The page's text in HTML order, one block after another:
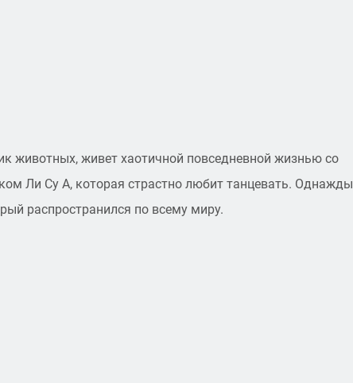
животных, живет хаотичной повседневной жизнью со
Ли Су А, которая страстно любит танцевать. Однажды
распространился по всему миру.